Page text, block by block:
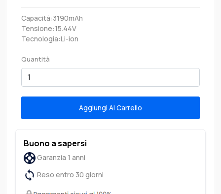
Capacità:3190mAh
Tensione:15.44V
Tecnologia:Li-ion
Quantità
Aggiungi Al Carrello
Buono a sapersi
Garanzia 1 anni
Reso entro 30 giorni